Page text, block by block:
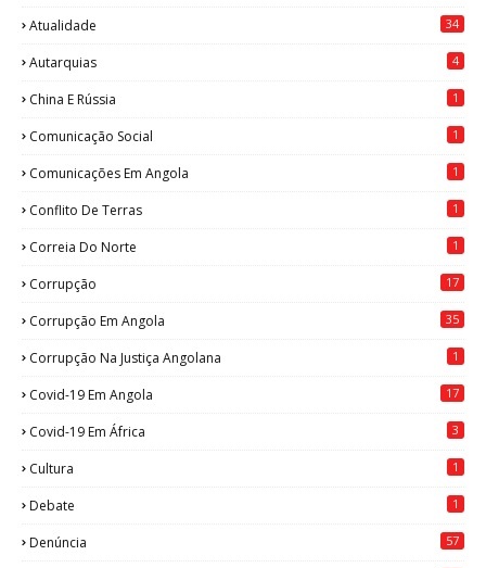
Atualidade 34
Autarquias 4
China E Rússia 1
Comunicação Social 1
Comunicações Em Angola 1
Conflito De Terras 1
Correia Do Norte 1
Corrupção 17
Corrupção Em Angola 35
Corrupção Na Justiça Angolana 1
Covid-19 Em Angola 17
Covid-19 Em África 3
Cultura 1
Debate 1
Denúncia 57